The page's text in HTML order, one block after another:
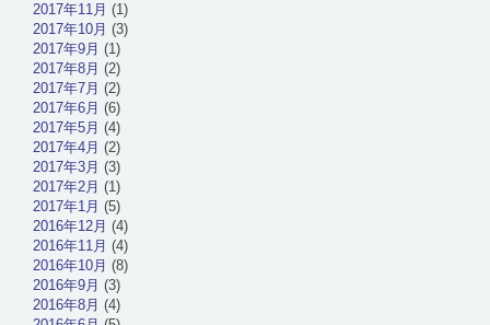
2017年11月 (1)
2017年10月 (3)
2017年9月 (1)
2017年8月 (2)
2017年7月 (2)
2017年6月 (6)
2017年5月 (4)
2017年4月 (2)
2017年3月 (3)
2017年2月 (1)
2017年1月 (5)
2016年12月 (4)
2016年11月 (4)
2016年10月 (8)
2016年9月 (3)
2016年8月 (4)